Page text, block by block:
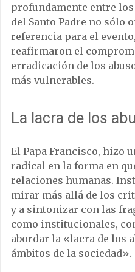
profundamente entre
del Santo Padre no sólo
referencia para el
reafirmaron el
erradicación de los
más vulnerables.
La lacra de los
El Papa Francisco, hizo
radical en la forma en
relaciones humanas.
mirar más allá de los
y a sintonizar con las
como institucionales,
abordar la «lacra de los
ámbitos de la sociedad».